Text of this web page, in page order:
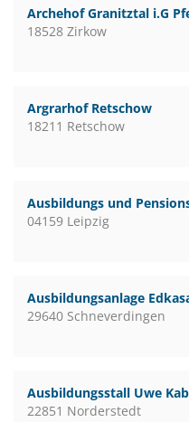
Archehof Granitztal i.G
18528 Zirkow
Argrarhof Retschow
18211 Retschow
Ausbildungs und
04159 Leipzig
Ausbildungsanlage
29640 Schneverdingen
Ausbildungsstall Uwe
22851 Norderstedt